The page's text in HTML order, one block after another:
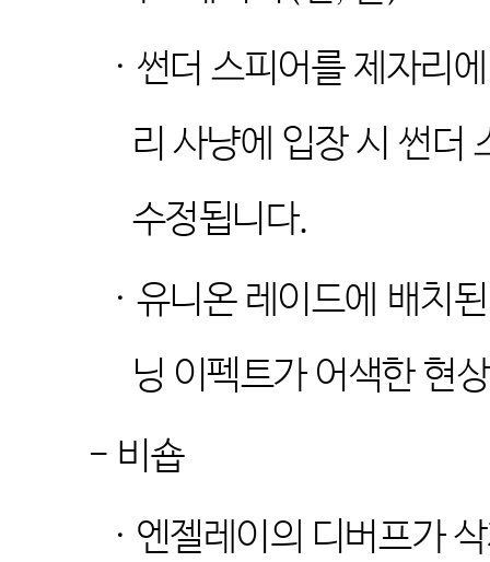
· 썬더 스피어를 제자리
리 사냥에 입장 시 썬더
수정됩니다.
· 유니온 레이드에 배치
닝 이펙트가 어색한 현
- 비숍
· 엔젤레이의 디버프가